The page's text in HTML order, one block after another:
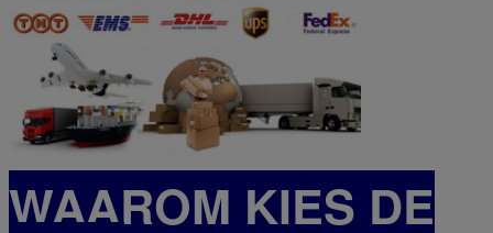
WAAROM KIES DE